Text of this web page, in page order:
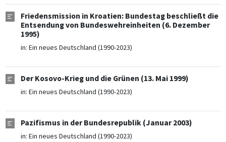
Friedensmission in Kroatien: Bundestag beschließt die
Entsendung von Bundeswehreinheiten (6. Dezember
1995)
in: Ein neues Deutschland (1990-2023)
Der Kosovo-Krieg und die Grünen (13. Mai 1999)
in: Ein neues Deutschland (1990-2023)
Pazifismus in der Bundesrepublik (Januar 2003)
in: Ein neues Deutschland (1990-2023)